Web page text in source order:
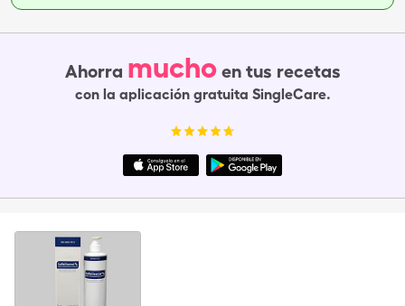
Ahorra mucho en tus recetas
con la aplicación gratuita SingleCare.